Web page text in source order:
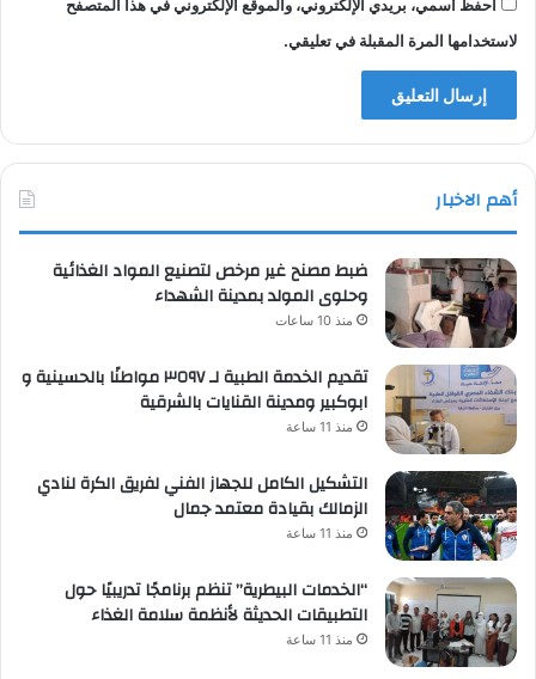
احفظ اسمي، بريدي الإلكتروني، والموقع الإلكتروني في هذا المتصفح
لاستخدامها المرة المقبلة في تعليقي.
أهم الاخبار
ضبط مصنح غير مرخص لتصنيع المواد الغذائية
وحلوى المولد بمدينة الشهداء
منذ 10 ساعات
تقديم الخدمة الطبية لـ ٣٥٩٧ مواطنًا بالحسينية و
ابوكبير ومدينة القنايات بالشرقية
منذ 11 ساعة
التشكيل الكامل للجهاز الفني لفريق الكرة لنادي
الزمالك بقيادة معتمد جمال
منذ 11 ساعة
“الخدمات البيطرية” تنظم برنامجًا تدريبيًا حول
التطبيقات الحديثة لأنظمة سلامة الغذاء
منذ 11 ساعة